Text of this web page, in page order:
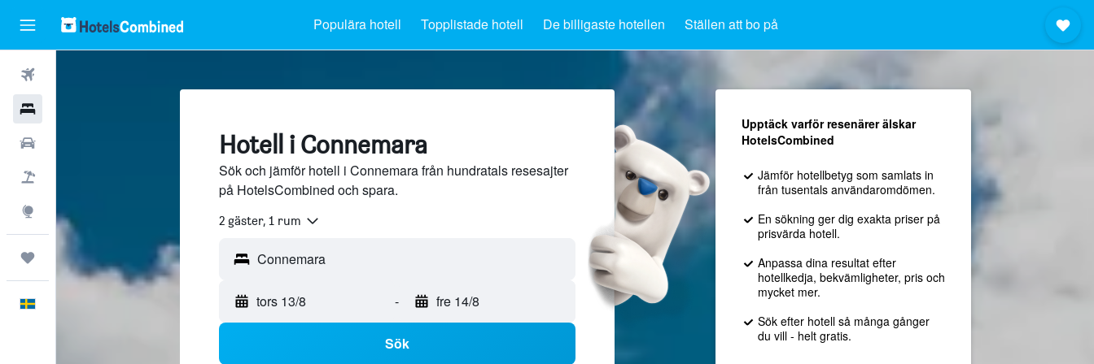
Populära hotell Topplistade hotell De billigaste hotellen Ställen att bo på
Explore
Trips
Hotell i Connemara
Sök och jämför hotell i Connemara från hundratals resesajter
på HotelsCombined och spara.
2 gäster, 1 rum
tors 13/8 - fre 14/8
Sök
Upptäck varför resenärer älskar
HotelsCombined
Jämför hotellbetyg som samlats in
från tusentals användaromdömen.
En sökning ger dig exakta priser på
prisvärda hotell.
Anpassa dina resultat efter
hotellkedja, bekvämligheter, pris och
mycket mer.
Sök efter hotell så många gånger
du vill - helt gratis.